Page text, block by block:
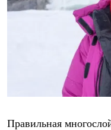
Правильная